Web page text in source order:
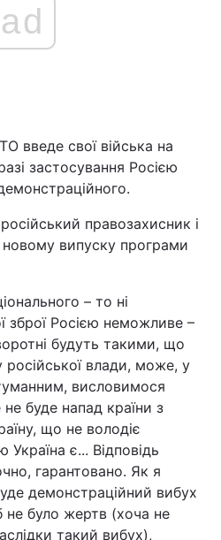
ad
введе свої війська на
застосування Росією
правозахисник і
випуску програми
– то ні
зброї Росією неможливе –
будуть такими, що
російської влади, може, у
висловимося
буде напад країни з
що не володіє
є... Відповідь
гарантовано. Як я
демонстраційний вибух
було жертв (хоча не
такий вибух),